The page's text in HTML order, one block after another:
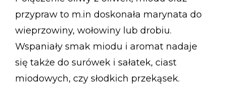
przypraw to m.in doskonała marynata do
wieprzowiny, wołowiny lub drobiu.
Wspaniały smak miodu i aromat nadaje
się także do surówek i sałatek, ciast
miodowych, czy słodkich przekąsek.